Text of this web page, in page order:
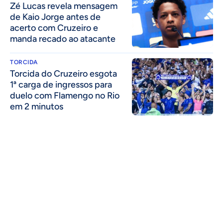
Zé Lucas revela mensagem
de Kaio Jorge antes de
acerto com Cruzeiro e
manda recado ao atacante
TORCIDA
Torcida do Cruzeiro esgota
1ª carga de ingressos para
duelo com Flamengo no Rio
em 2 minutos